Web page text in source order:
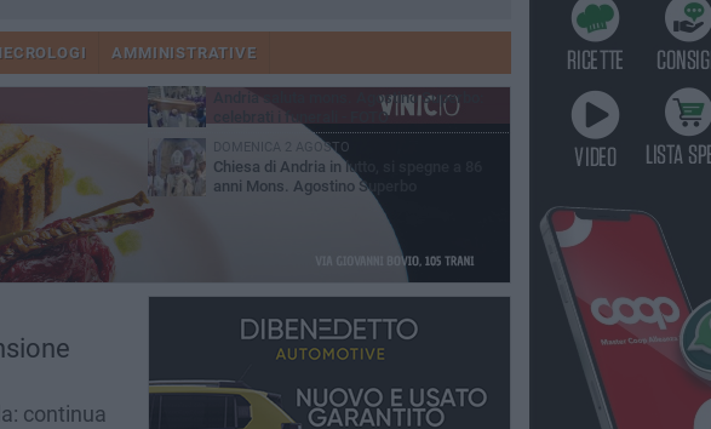
AMMINISTRATIVE
continua
"3 vite. 2 impegni. 1 strada": ad Andria
l'evento per ricordare Sandro, Antonio e
MARTEDÌ 4 AGOSTO
Andria saluta mons. Agostino Superbo:
celebrati i funerali - FOTO
DOMENICA 2 AGOSTO
Chiesa di Andria in lutto, si spegne a 86
anni Mons. Agostino Superbo